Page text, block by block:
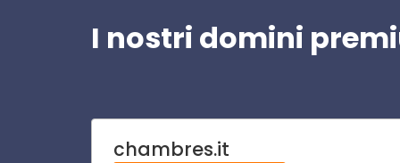
I nostri domini
chambres.it